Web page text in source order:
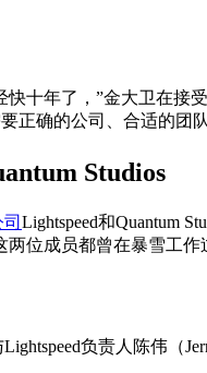
十年了，”金大卫在接
正确的公司、合适的团
Studios
Lightspeed和Quantum
两位成员都曾在暴雪工作
负责人陈伟（